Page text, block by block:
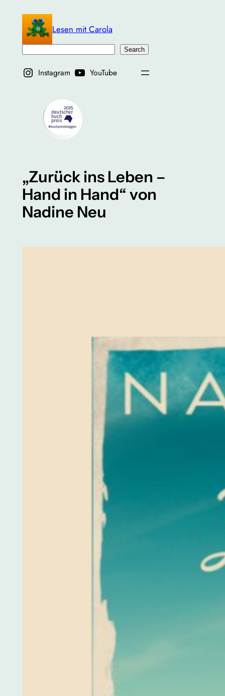
springen
Lesen mit Carola
Search
Instagram YouTube
„Zurück ins Leben –
Hand in Hand“ von
Nadine Neu